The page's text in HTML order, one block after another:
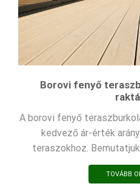
Borovi fenyő
A borovi fenyő
kedvező ár-érték
teraszokhoz.
TOVÁBB